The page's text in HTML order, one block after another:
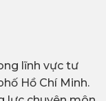
lĩnh vực tư
Hồ Chí Minh.